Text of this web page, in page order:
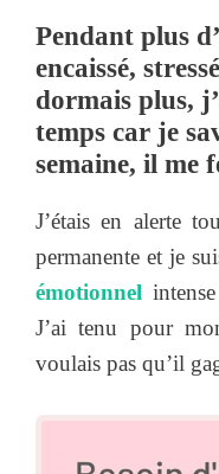
Pendant plus
encaissé,
dormais plus,
temps car je
semaine, il me
J’étais en alerte
permanente et je
émotionnel
J’ai tenu pour
voulais pas qu’il